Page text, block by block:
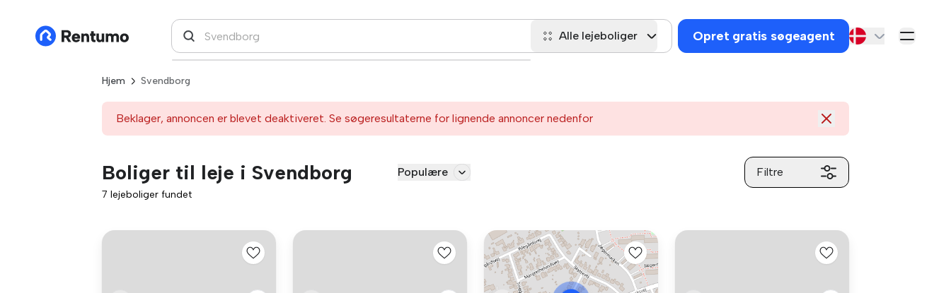
Alle lejeboliger Opret gratis søgeagent
Hjem Svendborg
Beklager, annoncen er blevet deaktiveret. Se søgeresultaterne for lignende annoncer nedenfor
Boliger til leje i Svendborg Populære Filtre
7 lejeboliger fundet